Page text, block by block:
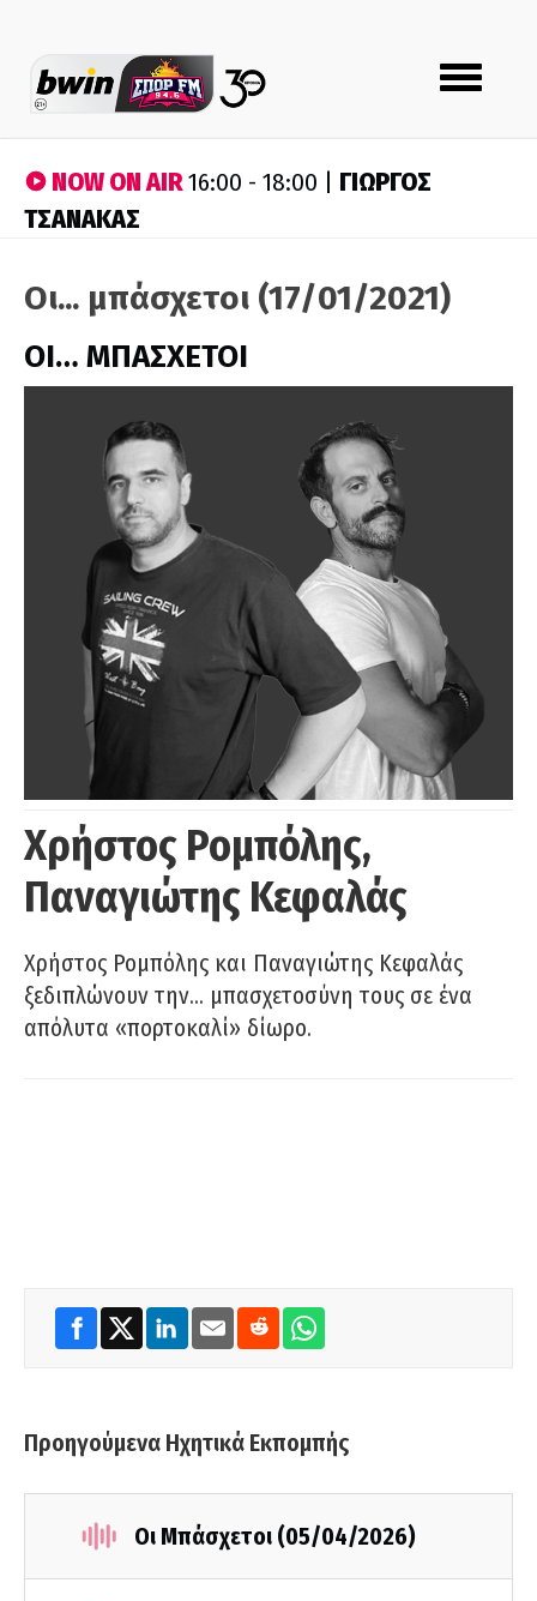
Toggle
navigation
NOW ON AIR16:00 - 18:00 | ΓΙΩΡΓΟΣ
ΤΣΑΝΑΚΑΣ
Οι... μπάσχετοι (17/01/2021)
ΟΙ… ΜΠΑΣΧΕΤΟΙ
Χρήστος Ρομπόλης,
Παναγιώτης Κεφαλάς
Χρήστος Ρομπόλης και Παναγιώτης Κεφαλάς
ξεδιπλώνουν την… μπασχετοσύνη τους σε ένα
απόλυτα «πορτοκαλί» δίωρο.
Προηγούμενα Ηχητικά Εκπομπής
Οι Μπάσχετοι (05/04/2026)